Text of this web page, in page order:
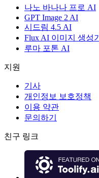
나노 바나나 프로 AI
GPT Image 2 AI
시드림 4.5 AI
Flux AI 이미지 생성기
루마 포톤 AI
지원
기사
개인정보 보호정책
이용 약관
문의하기
친구 링크